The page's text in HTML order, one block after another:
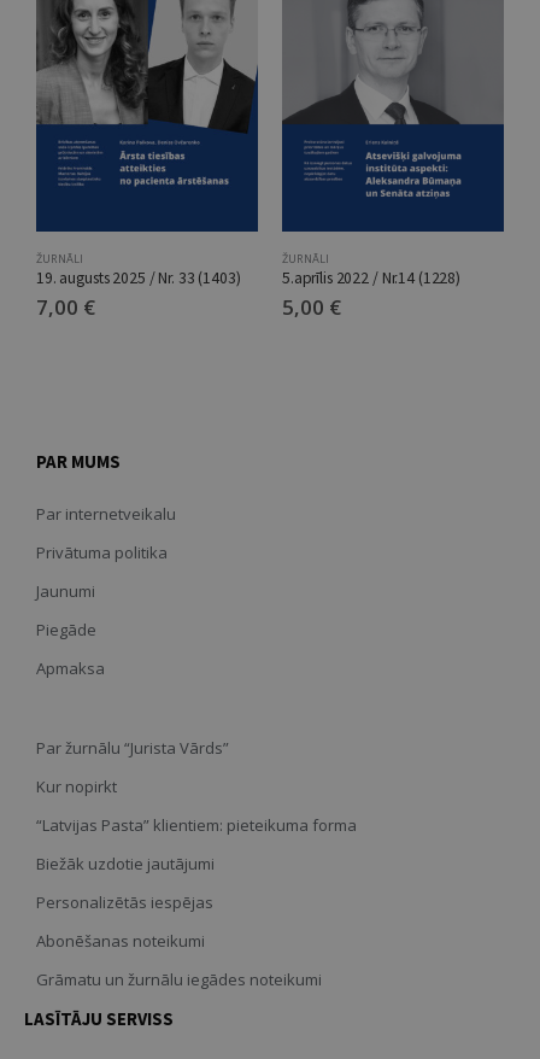
ŽURNĀLI
19. augusts 2025 / Nr. 33 (1403)
7,00 €
ŽURNĀLI
5.aprīlis 2022 / Nr.14 (1228)
5,00 €
PAR MUMS
Par internetveikalu
Privātuma politika
Jaunumi
Piegāde
Apmaksa
Par žurnālu “Jurista Vārds”
Kur nopirkt
“Latvijas Pasta” klientiem: pieteikuma forma
Biežāk uzdotie jautājumi
Personalizētās iespējas
Abonēšanas noteikumi
Grāmatu un žurnālu iegādes noteikumi
LASĪTĀJU SERVISS